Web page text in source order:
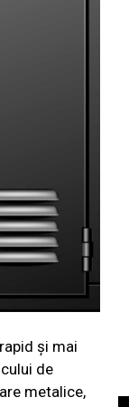
și mai
de
metalice,